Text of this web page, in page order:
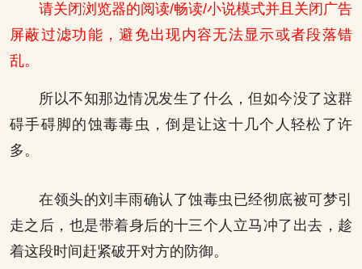
请关闭浏览器的阅读/畅读/小说模式并且关闭广告
屏蔽过滤功能，避免出现内容无法显示或者段落错
乱。
所以不知那边情况发生了什么，但如今没了这群
碍手碍脚的蚀毒毒虫，倒是让这十几个人轻松了许
多。
在领头的刘丰雨确认了蚀毒虫已经彻底被可梦引
走之后，也是带着身后的十三个人立马冲了出去，趁
着这段时间赶紧破开对方的防御。